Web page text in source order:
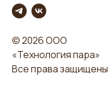
© 2026 ООО
«Технология пара»
Все права защищены